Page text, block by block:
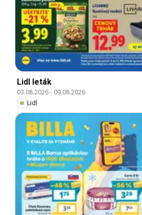
Lidl leták
03.08.2026- 09.08.2026
Lidl